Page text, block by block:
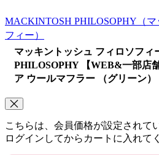
MACKINTOSH PHILOSOPHY （
フィー）
マッキントッシュ フィロソフ
PHILOSOPHY 【WEB&一部店
ア ウールマフラー （グリーン）
こちらは、会員価格が設定されて
ログインしてからカートに入れて